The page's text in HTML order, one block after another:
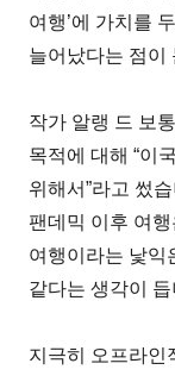
여행’에 가치를
늘어났다는 점이
작가 알랭 드 보
목적에 대해 “이
위해서”라고 썼
팬데믹 이후 여
여행이라는 낯익
같다는 생각이 듭
지극히 오프라인